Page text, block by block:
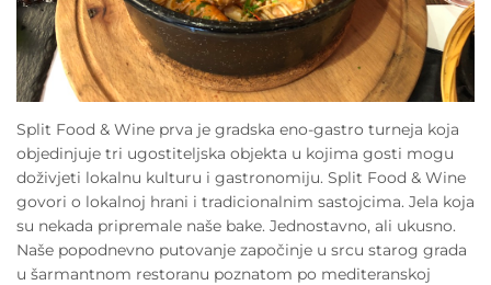
Split Food & Wine prva je gradska eno-gastro turneja koja
objedinjuje tri ugostiteljska objekta u kojima gosti mogu
doživjeti lokalnu kulturu i gastronomiju. Split Food & Wine
govori o lokalnoj hrani i tradicionalnim sastojcima. Jela koja
su nekada pripremale naše bake. Jednostavno, ali ukusno.
Naše popodnevno putovanje započinje u srcu starog grada
u šarmantnom restoranu poznatom po mediteranskoj